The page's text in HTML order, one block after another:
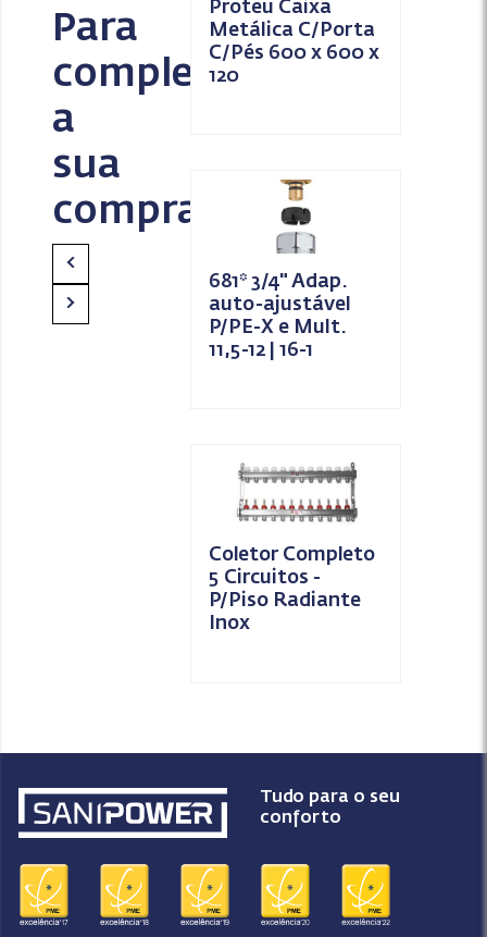
Para
completar
a
sua
compra
Proteu Caixa
Metálica C/Porta
C/Pés 600 x 600 x
120
681* 3/4" Adap.
auto-ajustável
P/PE-X e Mult.
11,5-12 | 16-1
Coletor Completo
5 Circuitos -
P/Piso Radiante
Inox
Tudo para o seu
conforto